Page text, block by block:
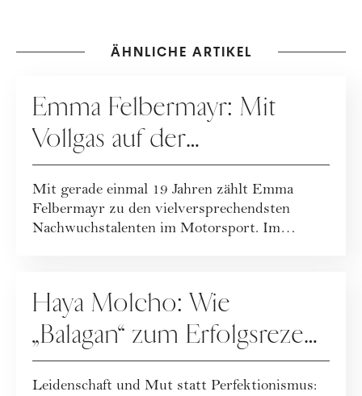
ÄHNLICHE ARTIKEL
Emma Felbermayr: Mit
Vollgas auf der
Überholspur
Mit gerade einmal 19 Jahren zählt Emma
Felbermayr zu den vielversprechendsten
Nachwuchstalenten im Motorsport. Im
Haya Molcho: Wie
„Balagan“ zum Erfolgsrezept
wurde
Leidenschaft und Mut statt Perfektionismus: